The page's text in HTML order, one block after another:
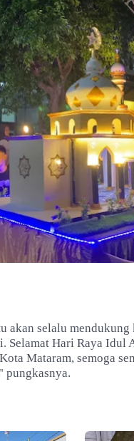
akan selalu
Selamat Hari Raya Idul
Mataram, semoga
pungkasnya.